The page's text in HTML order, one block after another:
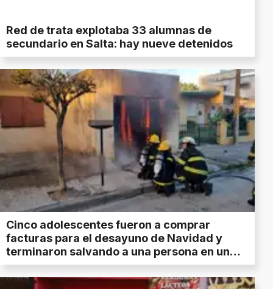
Red de trata explotaba 33 alumnas de
secundario en Salta: hay nueve detenidos
Cinco adolescentes fueron a comprar
facturas para el desayuno de Navidad y
terminaron salvando a una persona en un
incendio